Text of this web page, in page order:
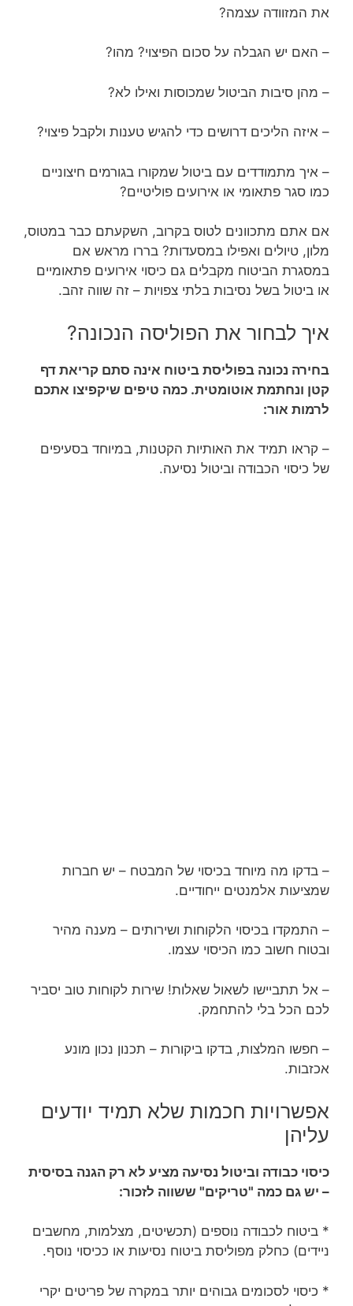
את המזוודה עצמה?
– האם יש הגבלה על סכום הפיצוי? מהו?
– מהן סיבות הביטול שמכוסות ואילו לא?
– איזה הליכים דרושים כדי להגיש טענות ולקבל פיצוי?
– איך מתמודדים עם ביטול שמקורו בגורמים חיצוניים
כמו סגר פתאומי או אירועים פוליטיים?
אם אתם מתכוונים לטוס בקרוב, השקעתם כבר במטוס,
מלון, טיולים ואפילו במסעדות? בררו מראש אם
במסגרת הביטוח מקבלים גם כיסוי אירועים פתאומיים
או ביטול בשל נסיבות בלתי צפויות – זה שווה זהב.
איך לבחור את הפוליסה הנכונה?
בחירה נכונה בפוליסת ביטוח אינה סתם קריאת דף
קטן ונחתמת אוטומטית. כמה טיפים שיקפיצו אתכם
לרמות אור:
– קראו תמיד את האותיות הקטנות, במיוחד בסעיפים
של כיסוי הכבודה וביטול נסיעה.
– בדקו מה מיוחד בכיסוי של המבטח – יש חברות
שמציעות אלמנטים ייחודיים.
– התמקדו בכיסוי הלקוחות ושירותים – מענה מהיר
ובטוח חשוב כמו הכיסוי עצמו.
– אל תתביישו לשאול שאלות! שירות לקוחות טוב יסביר
לכם הכל בלי להתחמק.
– חפשו המלצות, בדקו ביקורות – תכנון נכון מונע
אכזבות.
אפשרויות חכמות שלא תמיד יודעים
עליהן
כיסוי כבודה וביטול נסיעה מציע לא רק הגנה בסיסית
– יש גם כמה "טריקים" ששווה לזכור:
* ביטוח לכבודה נוספים (תכשיטים, מצלמות, מחשבים
ניידים) כחלק מפוליסת ביטוח נסיעות או ככיסוי נוסף.
* כיסוי לסכומים גבוהים יותר במקרה של פריטים יקרי